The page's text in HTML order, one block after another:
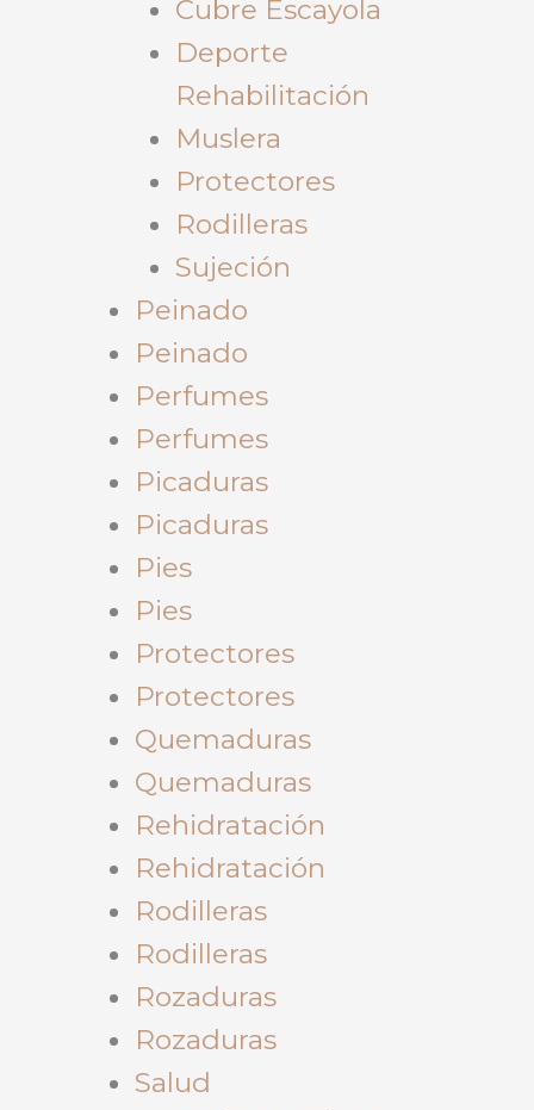
Cubre Escayola
Deporte
Rehabilitación
Muslera
Protectores
Rodilleras
Sujeción
Peinado
Peinado
Perfumes
Perfumes
Picaduras
Picaduras
Pies
Pies
Protectores
Protectores
Quemaduras
Quemaduras
Rehidratación
Rehidratación
Rodilleras
Rodilleras
Rozaduras
Rozaduras
Salud